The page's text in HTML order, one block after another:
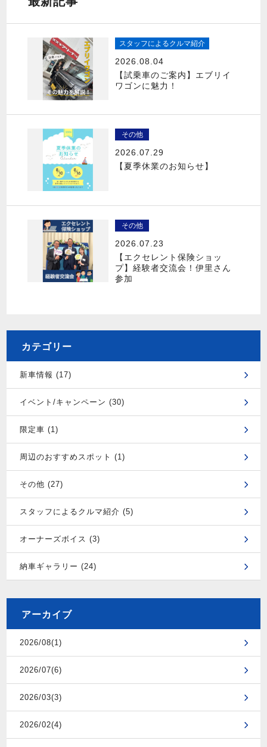
スタッフによるクルマ紹介
2026.08.04
【試乗車のご案内】エブリイ
ワゴンに魅力！
その他
2026.07.29
【夏季休業のお知らせ】
その他
2026.07.23
【エクセレント保険ショッ
プ】経験者交流会！伊里さん
参加
カテゴリー
新車情報 (17)
イベント/キャンペーン (30)
限定車 (1)
周辺のおすすめスポット (1)
その他 (27)
スタッフによるクルマ紹介 (5)
オーナーズボイス (3)
納車ギャラリー (24)
アーカイブ
2026/08(1)
2026/07(6)
2026/03(3)
2026/02(4)